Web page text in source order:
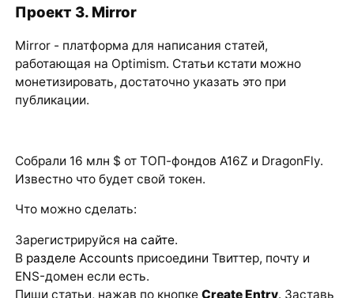
Проект 3. Mirror
Mirror - платформа для написания статей,
работающая на Optimism. Статьи кстати можно
монетизировать, достаточно указать это при
публикации.
Собрали 16 млн $ от ТОП-фондов A16Z и DragonFly.
Известно что будет свой токен.
Что можно сделать:
Зарегистрируйся на сайте.
В разделе Accountsприсоедини Твиттер, почту и
ENS-домен если есть.
Пиши статьи, нажав по кнопке Create Entry. Заставь